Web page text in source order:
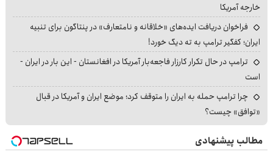
خارجه آمریکا
فراخوان دریافت ایده‌های «خلاقانه و نامتعارف» در پنتاگون برای تنبیه
ایران؛ کفگیر ترامپ به ته دیگ خورد!
ترامپ در حال تکرار کارزار فاجعه‌بار آمریکا در افغانستان - این بار در ایران -
است
چرا ترامپ حمله به ایران را متوقف کرد؛ موضع ایران و آمریکا در قبال
«توافق» چیست؟
مطالب پیشنهادی